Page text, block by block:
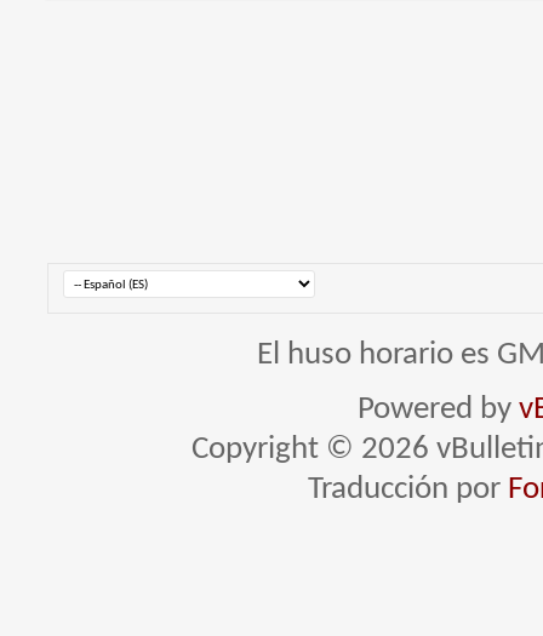
El huso horario es
Powered by
Copyright © 2026
Traducción por